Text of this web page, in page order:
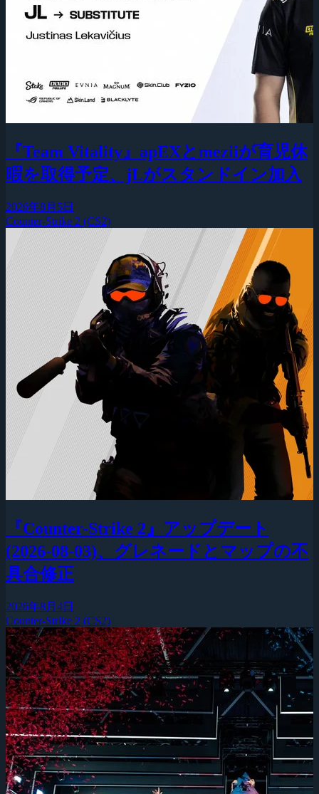
『Team Vitality』apEXとmeziiが育児休
暇を取得予定、jLがスタンドイン加入
2026年8月5日
Counter-Strike 2 (CS2)
『Counter-Strike 2』アップデート
(2026-08-03)、グレネードとマップの不
具合修正
2026年8月4日
Counter-Strike 2 (CS2)